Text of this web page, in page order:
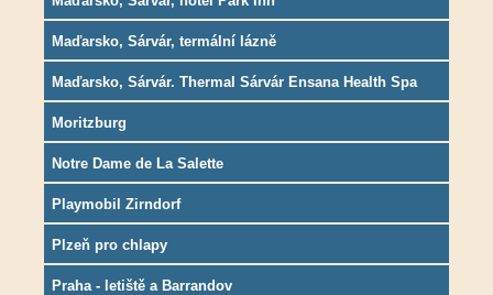
Maďarsko, Sárvár, termální lázně
Maďarsko, Sárvár. Thermal Sárvár Ensana Health Spa
hotel
Moritzburg
Notre Dame de La Salette
Playmobil Zirndorf
Plzeň pro chlapy
Praha - letiště a Barrandov